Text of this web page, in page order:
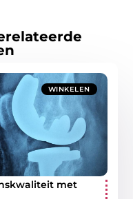
WINKELEN
met